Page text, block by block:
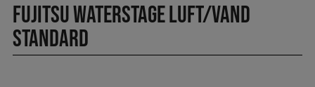
Fujitsu Waterstage Luft/Vand
Standard